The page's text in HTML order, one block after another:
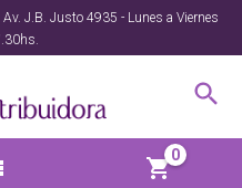
J.B. Justo 4935 - Lunes a Viernes
0